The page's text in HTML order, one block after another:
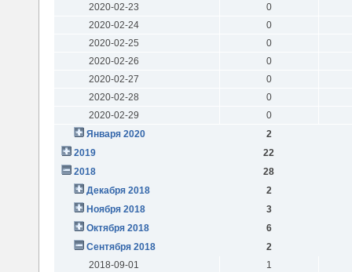
2020-02-23
0
2020-02-24
0
2020-02-25
0
2020-02-26
0
2020-02-27
0
2020-02-28
0
2020-02-29
0
Января 2020
2
2019
22
2018
28
Декабря 2018
2
Ноября 2018
3
Октября 2018
6
Сентября 2018
2
2018-09-01
1